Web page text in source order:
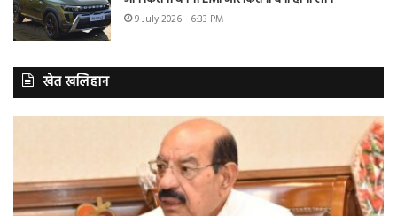
9 July 2026 - 6:33 PM
खेत खलिहान